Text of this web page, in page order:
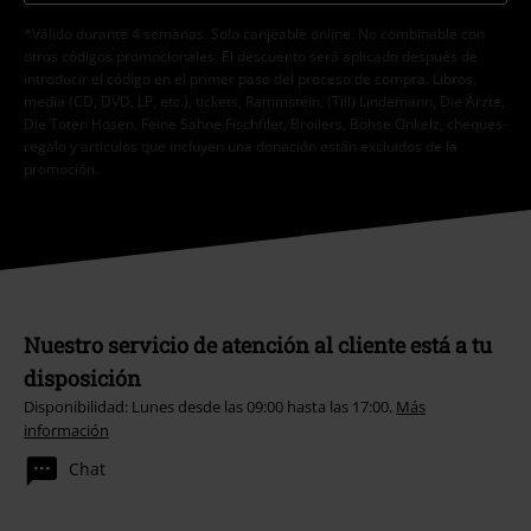
*Válido durante 4 semanas. Solo canjeable online. No combinable con
otros códigos promocionales. El descuento será aplicado después de
introducir el código en el primer paso del proceso de compra. Libros,
media (CD, DVD, LP, etc.), tickets, Rammstein, (Till) Lindemann, Die Ärzte,
Die Toten Hosen, Feine Sahne Fischfilet, Broilers, Böhse Onkelz, cheques-
regalo y artículos que incluyen una donación están excluidos de la
promoción.
Nuestro servicio de atención al cliente está a tu
disposición
Disponibilidad: Lunes desde las 09:00 hasta las 17:00. Más
información
Chat